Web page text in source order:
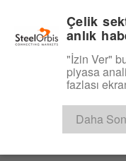
Çelik
anlık
"İzin Ver"
piyasa
fazlası
Daha